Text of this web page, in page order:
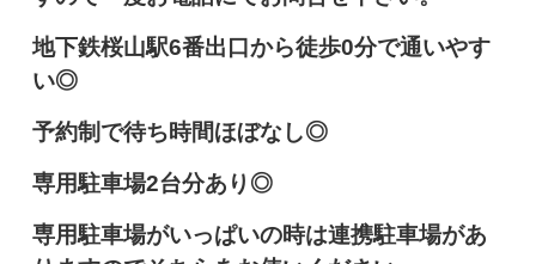
地下鉄桜山駅6番出口から徒歩0分で通いやす
い◎
予約制で待ち時間ほぼなし◎
専用駐車場2台分あり◎
専用駐車場がいっぱいの時は連携駐車場があ